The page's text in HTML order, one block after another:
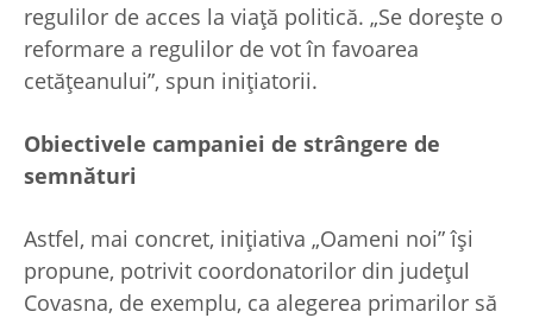
regulilor de acces la viață politică. „Se dorește o
reformare a regulilor de vot în favoarea
cetățeanului”, spun inițiatorii.
Obiectivele campaniei de strângere de
semnături
Astfel, mai concret, inițiativa „Oameni noi” își
propune, potrivit coordonatorilor din județul
Covasna, de exemplu, ca alegerea primarilor să